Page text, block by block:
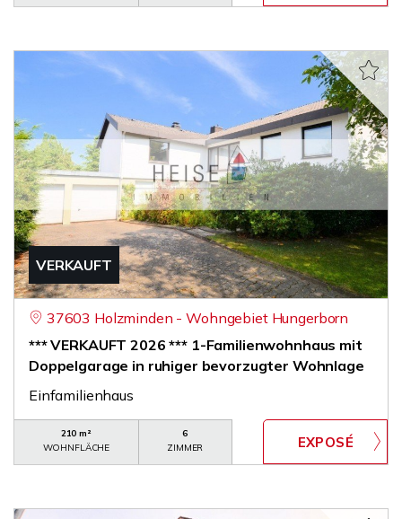
VERKAUFT
37603 Holzminden - Wohngebiet Hungerborn
*** VERKAUFT 2026 *** 1-Familienwohnhaus mit
Doppelgarage in ruhiger bevorzugter Wohnlage
Einfamilienhaus
210 m²
WOHNFLÄCHE
6
ZIMMER